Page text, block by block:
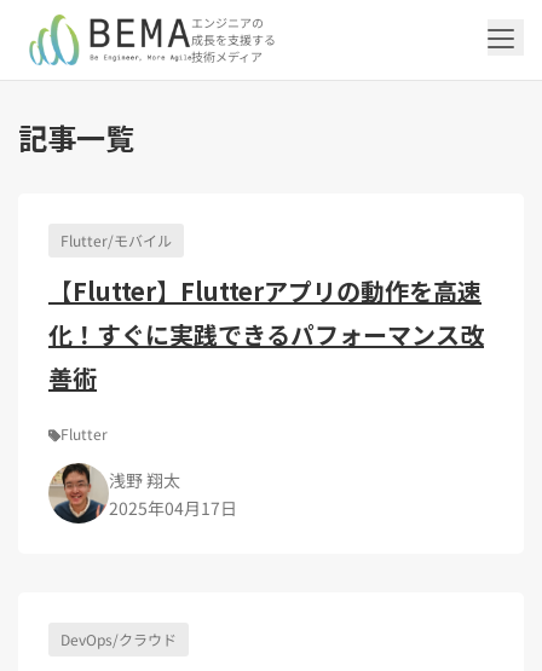
エンジニアの
成長を支援する
技術メディア
「アジャイル開発/スクラム」の記事一覧を
「アジャイル開発/スクラム」のタグ一覧
スクラムマスター（19）
アジャイル（15）
レトロスペクティブ（6）
「DevOps/クラウド」の記事一覧を見る
AWS（20）
CI/CD（9）
Terraform（6）
インフラストラクチャ（5）
Docker（4）
サーバーレス（3）
CodeCommit（2）
Ansible（2）
DevSecOps（1）
Platform Engineering（1）
さくらのクラウド（1）
「AI」の記事一覧を見る
生成AI（13）
AIエージェント（4）
NotebookLM（3）
Gemini（3）
OpenAI（1）
「バックエンド」の記事一覧を見る
Oracle APEX（5）
Python（4）
API（2）
Ruby（2）
SQL（1）
アクセス制御（1）
Cloud SQL（1）
「Flutter/モバイル」の記事一覧を見る
Flutter（38）
Dart（6）
Swift（2）
アプリ開発（1）
「Jamstack/フロントエンド」の記事一覧
「Jamstack/フロントエンド」のタグ一覧
Jamstack（10）
Astro（10）
SSG（9）
microCMS（7）
Puppeteer（1）
React（1）
「others」の記事一覧を見る
エンジニア組織（48）
イベント（42）
アドベントカレンダー2024（25）
スキルアップ（24）
若手エンジニア（12）
トラブルシューティング（12）
キャリア（8）
マネジメント（6）
DX推進（5）
オープンイノベーション（4）
記事一覧
Flutter/モバイル
【Flutter】Flutterアプリの動作を高速
化！すぐに実践できるパフォーマンス改
善術
Flutter
浅野 翔太
2025年04月17日
DevOps/クラウド